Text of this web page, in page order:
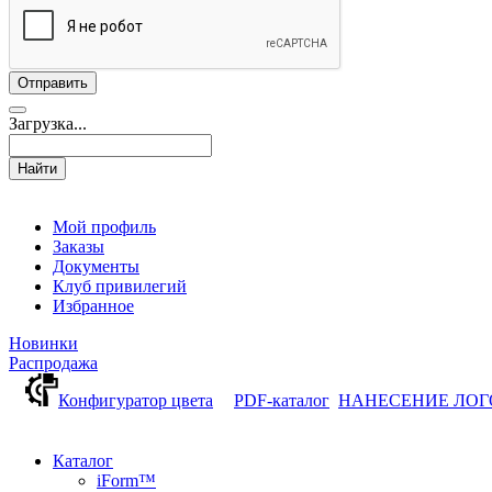
Загрузка...
Найти
Мой профиль
Заказы
Документы
Клуб привилегий
Избранное
Новинки
Распродажа
Конфигуратор цвета
PDF-каталог НАНЕСЕНИЕ
Каталог
iForm™